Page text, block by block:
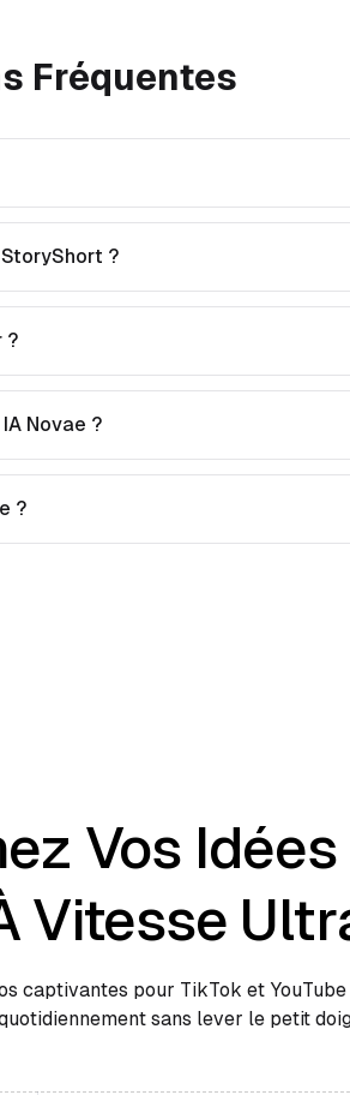
Fréquentes
?
?
Novae ?
?
Vos Idées
Vitesse
captivantes pour TikTok et YouTube
sans lever le petit